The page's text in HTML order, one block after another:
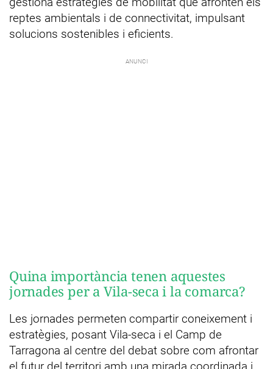
reptes ambientals i de connectivitat, impulsant
solucions sostenibles i eficients.
Quina importància tenen aquestes
jornades per a Vila-seca i la comarca?
Les jornades permeten compartir coneixement i
estratègies, posant Vila-seca i el Camp de
Tarragona al centre del debat sobre com afrontar
el futur del territori amb una mirada coordinada i